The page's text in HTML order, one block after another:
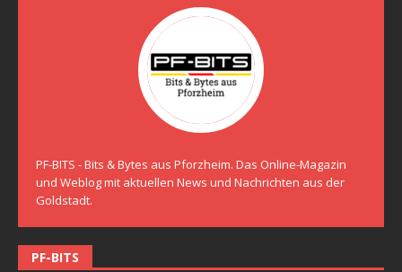
PF-BITS - Bits & Bytes aus Pforzheim. Das Online-Magazin
und Weblog mit aktuellen News und Nachrichten aus der
Goldstadt.
PF-BITS